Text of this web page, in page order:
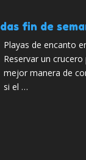
fin de
Playas de encanto
Reservar un
mejor manera de
si el …